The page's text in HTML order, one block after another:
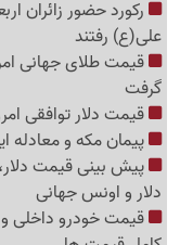
علی(ع) رفتند
گرفت
قیمت دلار توافقی امروز شنبه
پیمان مکه و معادله
دلار و اونس جهانی